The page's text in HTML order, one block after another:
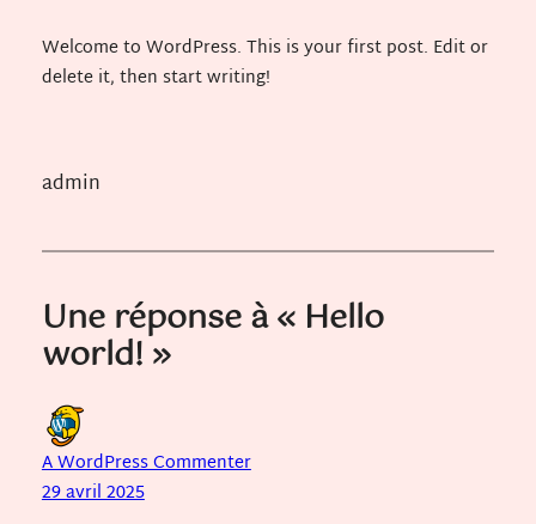
Welcome to WordPress. This is your first post. Edit or
delete it, then start writing!
admin
Une réponse à « Hello
world! »
A WordPress Commenter
29 avril 2025